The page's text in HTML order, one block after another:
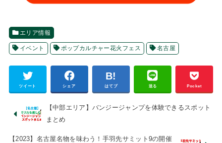
エリア情報
イベント ポップカルチャー花火フェス 名古屋
ツイート シェア はてブ 送る Pocket
【中部エリア】バンジージャンプを体験できるスポット
まとめ
【2023】名古屋名物を味わう！手羽先サミット9の開催